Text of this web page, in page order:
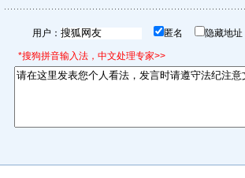
用户： 匿名 隐藏地
*搜狗拼音输入法，中文处理专家>>